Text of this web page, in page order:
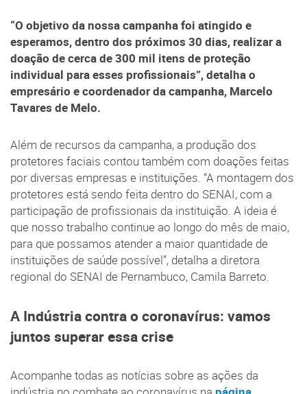
“O objetivo da nossa campanha foi atingido e
esperamos, dentro dos próximos 30 dias, realizar a
doação de cerca de 300 mil itens de proteção
individual para esses profissionais”, detalha o
empresário e coordenador da campanha, Marcelo
Tavares de Melo.
Além de recursos da campanha, a produção dos
protetores faciais contou também com doações feitas
por diversas empresas e instituições. “A montagem dos
protetores está sendo feita dentro do SENAI, com a
participação de profissionais da instituição. A ideia é
que nosso trabalho continue ao longo do mês de maio,
para que possamos atender a maior quantidade de
instituições de saúde possível”, detalha a diretora
regional do SENAI de Pernambuco, Camila Barreto.
A Indústria contra o coronavírus: vamos
juntos superar essa crise
Acompanhe todas as notícias sobre as ações da